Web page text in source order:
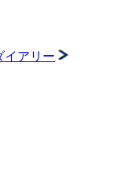
イアリー